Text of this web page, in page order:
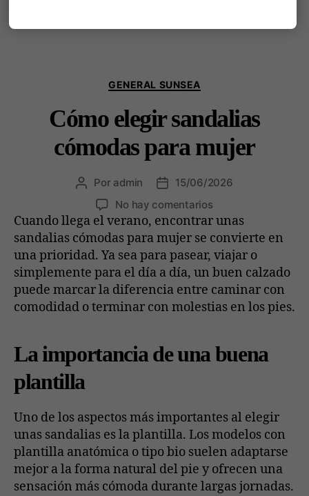
GENERAL SUNSEA
Cómo elegir sandalias
cómodas para mujer
Por admin
15/06/2026
No hay comentarios
Cuando llega el verano, encontrar unas
sandalias cómodas para mujer se convierte en
una prioridad. Ya sea para pasear, viajar o
simplemente para el día a día, un buen calzado
puede marcar la diferencia entre caminar con
comodidad o terminar con molestias en los pies.
La importancia de una buena
plantilla
Uno de los aspectos más importantes al elegir
unas sandalias es la plantilla. Los modelos con
plantilla anatómica o tipo bio suelen adaptarse
mejor a la forma natural del pie y ofrecen una
sensación más cómoda durante largas jornadas.